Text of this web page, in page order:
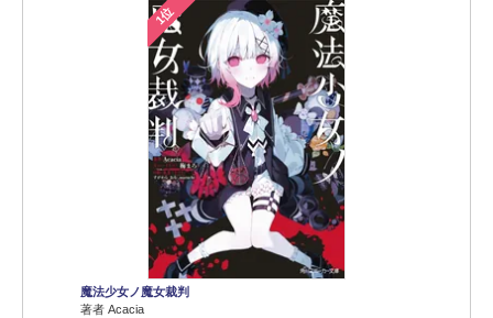
1位
魔法少女ノ魔女裁判
著者 Acacia